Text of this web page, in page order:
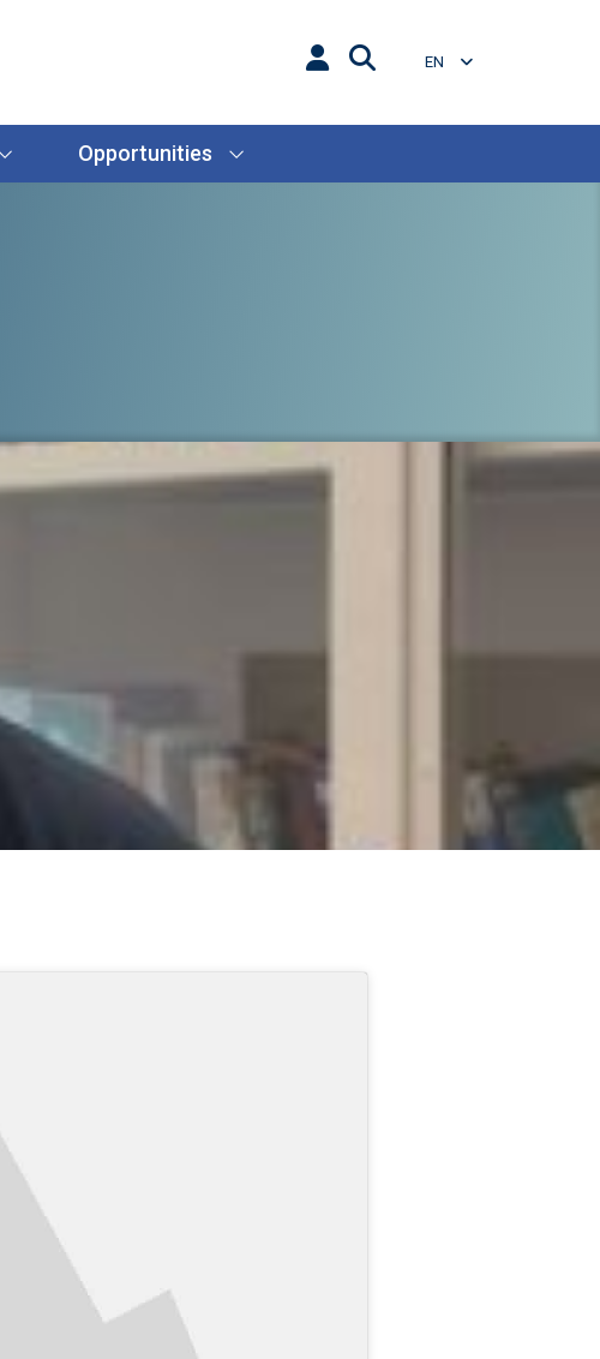
EN
Opportunities